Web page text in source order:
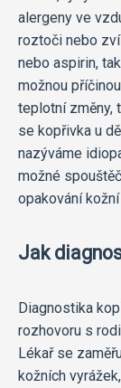
alergeny ve
roztoči nebo
nebo aspirin,
možnou
teplotní změny,
se kopřivka u
nazýváme
možné
opakování
Jak
Diagnostika
rozhovoru s
Lékař se
kožních